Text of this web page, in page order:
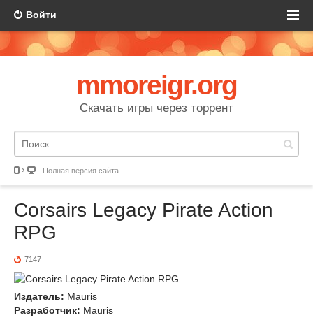
Войти
mmoreigr.org
Скачать игры через торрент
Полная версия сайта
Corsairs Legacy Pirate Action
RPG
7147
Издатель: Mauris
Разработчик: Mauris